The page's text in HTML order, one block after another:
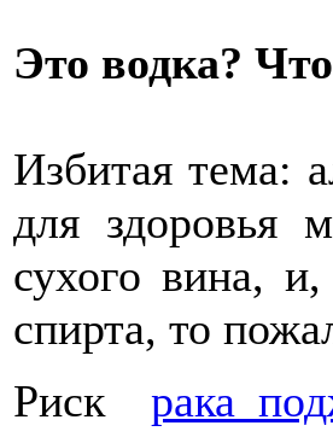
Это водка?
Избитая тема:
для здоровья
сухого вина,
спирта, то
Риск
рака